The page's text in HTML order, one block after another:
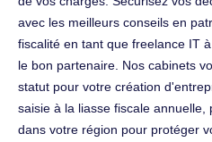
avec les meilleurs conseils en
fiscalité en tant que freelance IT
le bon partenaire. Nos cabinets
statut pour votre création
saisie à la liasse fiscale
dans votre région pour protéger